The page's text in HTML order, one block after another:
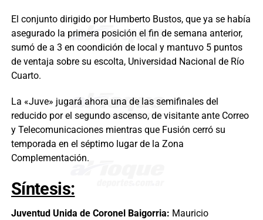
El conjunto dirigido por Humberto Bustos, que ya se había
asegurado la primera posición el fin de semana anterior,
sumó de a 3 en coondición de local y mantuvo 5 puntos
de ventaja sobre su escolta, Universidad Nacional de Río
Cuarto.
La «Juve» jugará ahora una de las semifinales del
reducido por el segundo ascenso, de visitante ante Correo
y Telecomunicaciones mientras que Fusión cerró su
temporada en el séptimo lugar de la Zona
Complementación.
Síntesis:
Juventud Unida de Coronel Baigorria: Mauricio